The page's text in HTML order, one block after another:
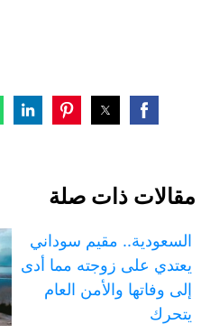
مقالات ذات صلة
السعودية.. مقيم سوداني
يعتدي على زوجته مما أدى
إلى وفاتها والأمن العام
يتحرك